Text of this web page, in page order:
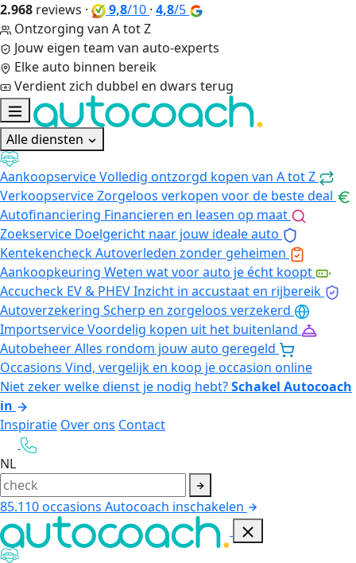
2.968 reviews · 9,8/10 · 4,8/5
Ontzorging van A tot Z
Jouw eigen team van auto-experts
Elke auto binnen bereik
Verdient zich dubbel en dwars terug
Alle diensten
AankoopserviceVolledig ontzorgd kopen van A tot Z
VerkoopserviceZorgeloos verkopen voor de beste deal
Autofinanciering Financieren en leasen op maat
Zoekservice Doelgericht naar jouw ideale auto
KentekencheckAutoverleden zonder geheimen
Aankoopkeuring Weten wat voor auto je écht koopt
Accucheck EV & PHEVInzicht in accustaat en rijbereik
Autoverzekering Scherp en zorgeloos verzekerd
ImportserviceVoordelig kopen uit het buitenland
AutobeheerAlles rondom jouw auto geregeld
Occasions Vind, vergelijk en koop je occasion online
Niet zeker welke dienst je nodig hebt?Schakel Autocoach
in
Inspiratie Over ons Contact
NL
85.110occasions Autocoach inschakelen